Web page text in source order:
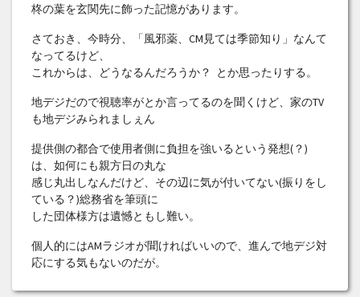
柊の葉を玄関先に飾った記憶があります。
さておき、今時分、「風邪薬、CM見ては季節知り」なんて
なってるけど、
これからは、どうなるんだろうか？ とか思ったりする。
地デジだので視聴率がとか言ってるのを聞くけど、家のTV
も地デジみられましぇん
提供側の都合で使用者側に負担を強いるという発想(？)
は、如何にも親方日の丸な
感じ丸出しなんだけど、その辺に気が付いてない(振りをし
ている？)総務省を筆頭に
した団体様方は遺憾ともし難い。
個人的にはAMラジオが聞ければいいので、進んで地デジ対
応にする気もないのだが。